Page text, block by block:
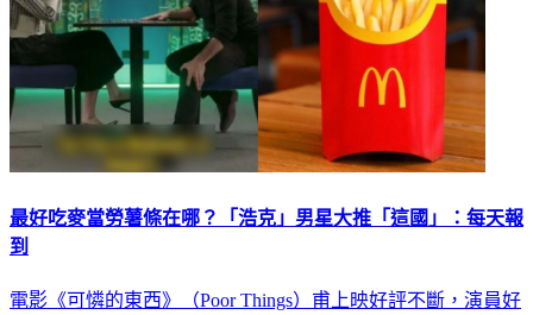
最好吃麥當勞薯條在哪？「浩克」男星大推「這國」：每天報
到
電影《可憐的東西》（Poor Things）甫上映好評不斷，演員好